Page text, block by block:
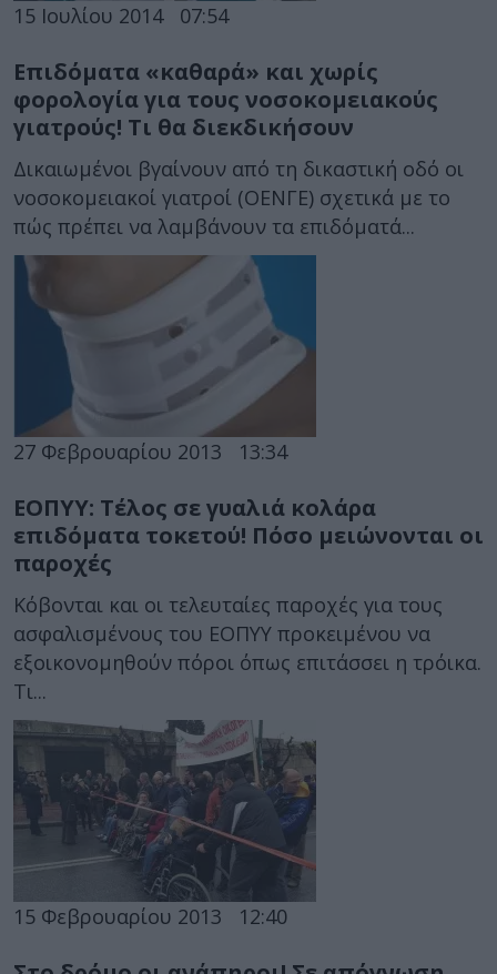
15 Ιουλίου 2014 07:54
Επιδόματα «καθαρά» και χωρίς
φορολογία για τους νοσοκομειακούς
γιατρούς! Τι θα διεκδικήσουν
Δικαιωμένοι βγαίνουν από τη δικαστική οδό οι
νοσοκομειακοί γιατροί (ΟΕΝΓΕ) σχετικά με το
πώς πρέπει να λαμβάνουν τα επιδόματά...
27 Φεβρουαρίου 2013 13:34
ΕΟΠΥΥ: Τέλος σε γυαλιά κολάρα
επιδόματα τοκετού! Πόσο μειώνονται οι
παροχές
Κόβονται και οι τελευταίες παροχές για τους
ασφαλισμένους του ΕΟΠΥΥ προκειμένου να
εξοικονομηθούν πόροι όπως επιτάσσει η τρόικα.
Τι...
15 Φεβρουαρίου 2013 12:40